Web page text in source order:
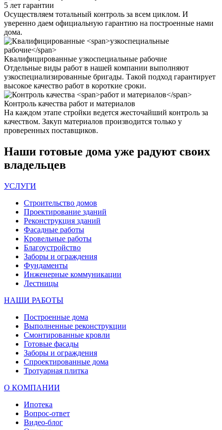
5 лет гарантии
Осуществляем тотальный контроль за всем циклом. И
уверенно даем официальную гарантию на построенные нами
дома.
Квалифицированные узкоспециальные рабочие
Отдельные виды работ в нашей компании выполняют
узкоспециализированные бригады. Такой подход гарантирует
высокое качество работ в короткие сроки.
Контроль качества работ и материалов
На каждом этапе стройки ведется жесточайший контроль за
качеством. Закуп материалов производится только у
проверенных поставщиков.
Наши готовые дома уже радуют своих
владельцев
УСЛУГИ
Строительство домов
Проектирование зданий
Реконструкция зданий
Фасадные работы
Кровельные работы
Благоустройство
Заборы и ограждения
Фундаменты
Инженерные коммуникации
Лестницы
НАШИ РАБОТЫ
Построенные дома
Выполненные реконструкции
Смонтированные кровли
Готовые фасады
Заборы и ограждения
Спроектированные дома
Тротуарная плитка
О КОМПАНИИ
Ипотека
Вопрос-ответ
Видео-блог